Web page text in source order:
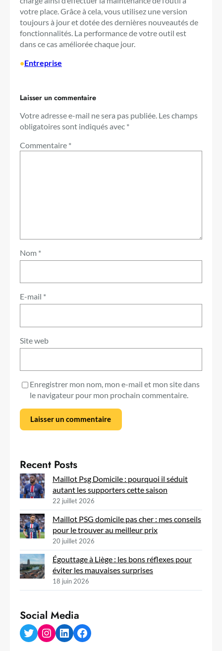
votre place. Grâce à cela, vous utilisez une version
toujours à jour et dotée des dernières nouveautés de
fonctionnalités. La performance de votre outil est
dans ce cas améliorée chaque jour.
•Entreprise
Laisser un commentaire
Votre adresse e-mail ne sera pas publiée. Les champs
obligatoires sont indiqués avec *
Commentaire *
Nom *
E-mail *
Site web
Enregistrer mon nom, mon e-mail et mon site dans
le navigateur pour mon prochain commentaire.
Recent Posts
Maillot Psg Domicile : pourquoi il séduit
autant les supporters cette saison
22 juillet 2026
Maillot PSG domicile pas cher : mes conseils
pour le trouver au meilleur prix
20 juillet 2026
Égouttage à Liège : les bons réflexes pour
éviter les mauvaises surprises
18 juin 2026
Social Media
Twitter Instagram LinkedIn Facebook